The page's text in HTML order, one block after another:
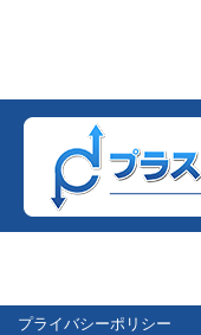
プライバシーポリシー